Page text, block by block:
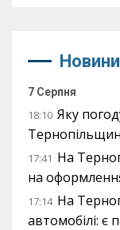
Новини
7 Серпня
18:10 Яку
17:41 На
на
17:14 На
автомобілі: є